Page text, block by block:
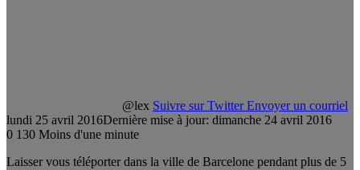
@lex Suivre sur Twitter Envoyer un courriel
lundi 25 avril 2016Dernière mise à jour: dimanche 24 avril 2016
0 130 Moins d'une minute
Laisser vous téléporter dans la ville de Barcelone pendant plus de 5